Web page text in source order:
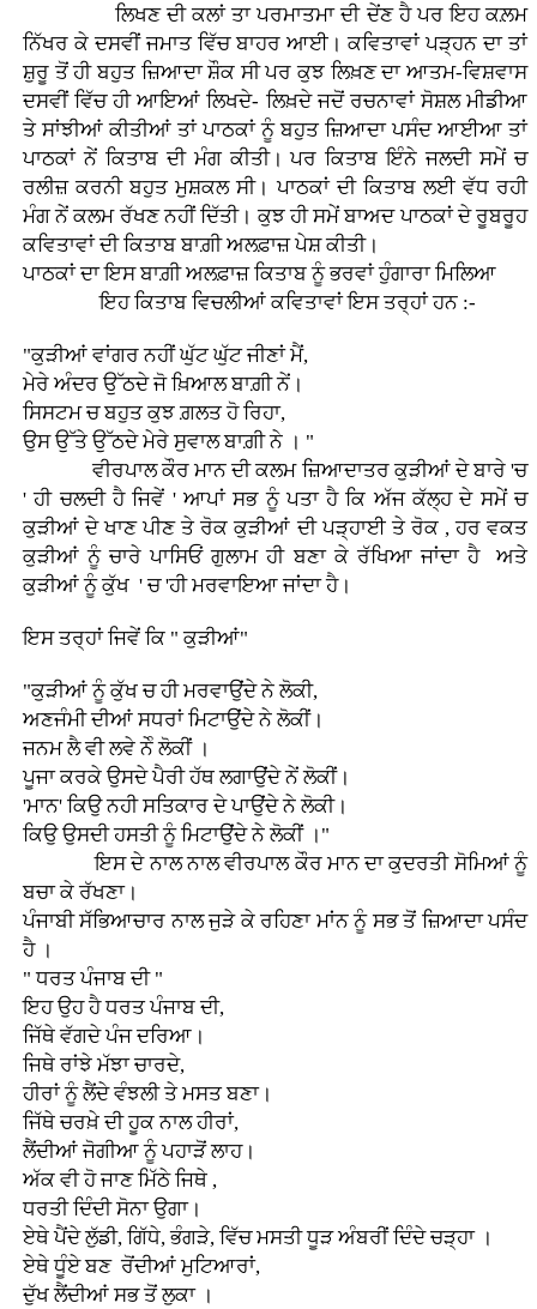
ਲਿਖਣ ਦੀ ਕਲਾਂ ਤਾ ਪਰਮਾਤਮਾ ਦੀ ਦੇਂਣ ਹੈ ਪਰ ਇਹ ਕਲ਼ਮ
ਨਿੱਖਰ ਕੇ ਦਸਵੀਂ ਜਮਾਤ ਵਿੱਚ ਬਾਹਰ ਆਈ। ਕਵਿਤਾਵਾਂ ਪੜ੍ਹਨ ਦਾ ਤਾਂ
ਸ਼ੁਰੂ ਤੋਂ ਹੀ ਬਹੁਤ ਜ਼ਿਆਦਾ ਸ਼ੌਕ ਸੀ ਪਰ ਕੁਝ ਲਿਖ਼ਣ ਦਾ ਆਤਮ-ਵਿਸ਼ਵਾਸ
ਦਸਵੀਂ ਵਿੱਚ ਹੀ ਆਇਆਂ ਲਿਖਦੇ- ਲਿਖ਼ਦੇ ਜਦੋਂ ਰਚਨਾਵਾਂ ਸੋਸ਼ਲ ਮੀਡੀਆ
ਤੇ ਸਾਂਝੀਆਂ ਕੀਤੀਆਂ ਤਾਂ ਪਾਠਕਾਂ ਨੂੰ ਬਹੁਤ ਜ਼ਿਆਦਾ ਪਸੰਦ ਆਈਆ ਤਾਂ
ਪਾਠਕਾਂ ਨੇਂ ਕਿਤਾਬ ਦੀ ਮੰਗ ਕੀਤੀ। ਪਰ ਕਿਤਾਬ ਇੰਨੇ ਜਲਦੀ ਸਮੇਂ ਚ
ਰਲੀਜ਼ ਕਰਨੀ ਬਹੁਤ ਮੁਸ਼ਕਲ ਸੀ। ਪਾਠਕਾਂ ਦੀ ਕਿਤਾਬ ਲਈ ਵੱਧ ਰਹੀ
ਮੰਗ ਨੇਂ ਕਲਮ ਰੱਖਣ ਨਹੀਂ ਦਿੱਤੀ। ਕੁਝ ਹੀ ਸਮੇਂ ਬਾਅਦ ਪਾਠਕਾਂ ਦੇ ਰੂਬਰੂਹ
ਕਵਿਤਾਵਾਂ ਦੀ ਕਿਤਾਬ ਬਾਗ਼ੀ ਅਲਫ਼ਾਜ਼ ਪੇਸ਼ ਕੀਤੀ।
ਪਾਠਕਾਂ ਦਾ ਇਸ ਬਾਗ਼ੀ ਅਲਫ਼ਾਜ਼ ਕਿਤਾਬ ਨੂੰ ਭਰਵਾਂ ਹੁੰਗਾਰਾ ਮਿਲਿਆ
ਇਹ ਕਿਤਾਬ ਵਿਚਲੀਆਂ ਕਵਿਤਾਵਾਂ ਇਸ ਤਰ੍ਹਾਂ ਹਨ :-
"ਕੁੜੀਆਂ ਵਾਂਗਰ ਨਹੀਂ ਘੁੱਟ ਘੁੱਟ ਜੀਣਾਂ ਮੈਂ,
ਮੇਰੇ ਅੰਦਰ ਉੱਠਦੇ ਜੋ ਖ਼ਿਆਲ ਬਾਗ਼ੀ ਨੇਂ।
ਸਿਸਟਮ ਚ ਬਹੁਤ ਕੁਝ ਗ਼ਲਤ ਹੋ ਰਿਹਾ,
ਉਸ ਉੱਤੇ ਉੱਠਦੇ ਮੇਰੇ ਸੁਵਾਲ ਬਾਗ਼ੀ ਨੇ । "
ਵੀਰਪਾਲ ਕੌਰ ਮਾਨ ਦੀ ਕਲਮ ਜ਼ਿਆਦਾਤਰ ਕੁੜੀਆਂ ਦੇ ਬਾਰੇ 'ਚ
' ਹੀ ਚਲਦੀ ਹੈ ਜਿਵੇਂ ' ਆਪਾਂ ਸਭ ਨੂੰ ਪਤਾ ਹੈ ਕਿ ਅੱਜ ਕੱਲ੍ਹ ਦੇ ਸਮੇਂ ਚ
ਕੁੜੀਆਂ ਦੇ ਖਾਣ ਪੀਣ ਤੇ ਰੋਕ ਕੁੜੀਆਂ ਦੀ ਪੜ੍ਹਾਈ ਤੇ ਰੋਕ , ਹਰ ਵਕਤ
ਕੁੜੀਆਂ ਨੂੰ ਚਾਰੇ ਪਾਸਿਓਂ ਗੁਲਾਮ ਹੀ ਬਣਾ ਕੇ ਰੱਖਿਆ ਜਾਂਦਾ ਹੈ ਅਤੇ
ਕੁੜੀਆਂ ਨੂੰ ਕੁੱਖ ' ਚ 'ਹੀ ਮਰਵਾਇਆ ਜਾਂਦਾ ਹੈ।
ਇਸ ਤਰ੍ਹਾਂ ਜਿਵੇਂ ਕਿ " ਕੁੜੀਆਂ"
"ਕੁੜੀਆਂ ਨੂੰ ਕੁੱਖ ਚ ਹੀ ਮਰਵਾਉਂਦੇ ਨੇ ਲੋਕੀ,
ਅਣਜੰਮੀ ਦੀਆਂ ਸਧਰਾਂ ਮਿਟਾਉਂਦੇ ਨੇ ਲੋਕੀਂ।
ਜਨਮ ਲੈ ਵੀ ਲਵੇ ਨੇੰ ਲੋਕੀਂ ।
ਪੂਜਾ ਕਰਕੇ ਉਸਦੇ ਪੈਰੀ ਹੱਥ ਲਗਾਉਂਦੇ ਨੇਂ ਲੋਕੀਂ।
'ਮਾਨ' ਕਿਉ ਨਹੀ ਸਤਿਕਾਰ ਦੇ ਪਾਉਂਦੇ ਨੇ ਲੋਕੀ।
ਕਿਉ ਉਸਦੀ ਹਸਤੀ ਨੂੰ ਮਿਟਾਉਂਦੇ ਨੇ ਲੋਕੀਂ ।"
ਇਸ ਦੇ ਨਾਲ ਨਾਲ ਵੀਰਪਾਲ ਕੌਰ ਮਾਨ ਦਾ ਕੁਦਰਤੀ ਸੋਮਿਆਂ ਨੂੰ
ਬਚਾ ਕੇ ਰੱਖਣਾ।
ਪੰਜਾਬੀ ਸੱਭਿਆਚਾਰ ਨਾਲ ਜੁੜੇ ਕੇ ਰਹਿਣਾ ਮਾਂਨ ਨੂੰ ਸਭ ਤੋਂ ਜ਼ਿਆਦਾ ਪਸੰਦ
ਹੈ ।
" ਧਰਤ ਪੰਜਾਬ ਦੀ "
ਇਹ ਉਹ ਹੈ ਧਰਤ ਪੰਜਾਬ ਦੀ,
ਜਿੱਥੇ ਵੱਗਦੇ ਪੰਜ ਦਰਿਆ।
ਜਿਥੇ ਰਾਂਝੇ ਮੱਝਾ ਚਾਰਦੇ,
ਹੀਰਾਂ ਨੂੰ ਲੈਂਦੇ ਵੰਝਲੀ ਤੇ ਮਸਤ ਬਣਾ।
ਜਿੱਥੇ ਚਰਖ਼ੇ ਦੀ ਹੂਕ ਨਾਲ ਹੀਰਾਂ,
ਲੈਂਦੀਆਂ ਜੋਗੀਆ ਨੂੰ ਪਹਾੜੋਂ ਲਾਹ।
ਅੱਕ ਵੀ ਹੋ ਜਾਣ ਮਿੱਠੇ ਜਿਥੇ ,
ਧਰਤੀ ਦਿੰਦੀ ਸੋਨਾ ਉਗਾ।
ਏਥੇ ਪੈਂਦੇ ਲੁੱਡੀ, ਗਿੱਧੇ, ਭੰਗੜੇ, ਵਿੱਚ ਮਸਤੀ ਧੂੜ ਅੰਬਰੀਂ ਦਿੰਦੇ ਚੜ੍ਹਾ ।
ਏਥੇ ਧੂੰਏ ਬਣ ਰੋਂਦੀਆਂ ਮੁਟਿਆਰਾਂ,
ਦੁੱਖ ਲੈਂਦੀਆਂ ਸਭ ਤੋਂ ਲੁਕਾ ।